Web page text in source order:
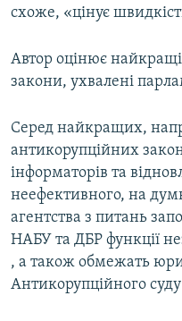
схоже, «цінує
Автор оцінює найкращі
закони, ухвалені
Серед найкращих,
антикорупційних
інформаторів та
неефективного, на
агентства з питань
НАБУ та ДБР функції
, а також обмежать
Антикорупційного